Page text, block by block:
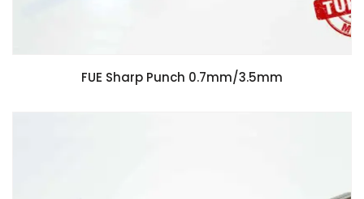
FUE Sharp Punch 0.7mm/3.5mm